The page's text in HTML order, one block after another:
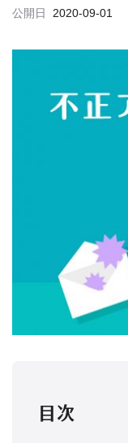
公開日 2020-09-01
目次